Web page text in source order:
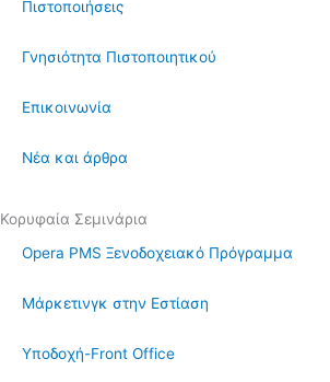
Πιστοποιήσεις
Γνησιότητα Πιστοποιητικού
Επικοινωνία
Νέα και άρθρα
Κορυφαία Σεμινάρια
Opera PMS Ξενοδοχειακό Πρόγραμμα
Μάρκετινγκ στην Εστίαση
Υποδοχή-Front Office